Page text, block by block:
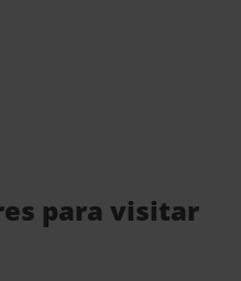
para visitar